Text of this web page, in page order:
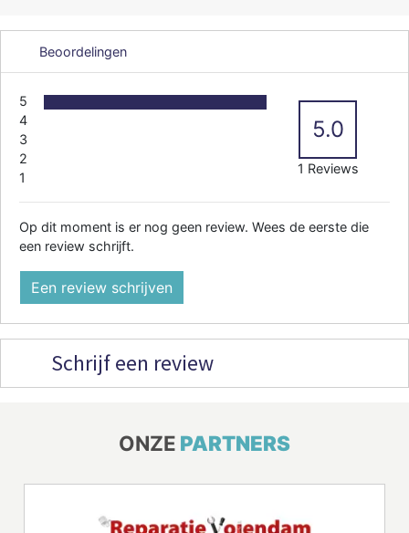
Beoordelingen
5
4
3
2
1
5.0
1 Reviews
Op dit moment is er nog geen review. Wees de eerste die
een review schrijft.
Een review schrijven
Schrijf een review
ONZE PARTNERS